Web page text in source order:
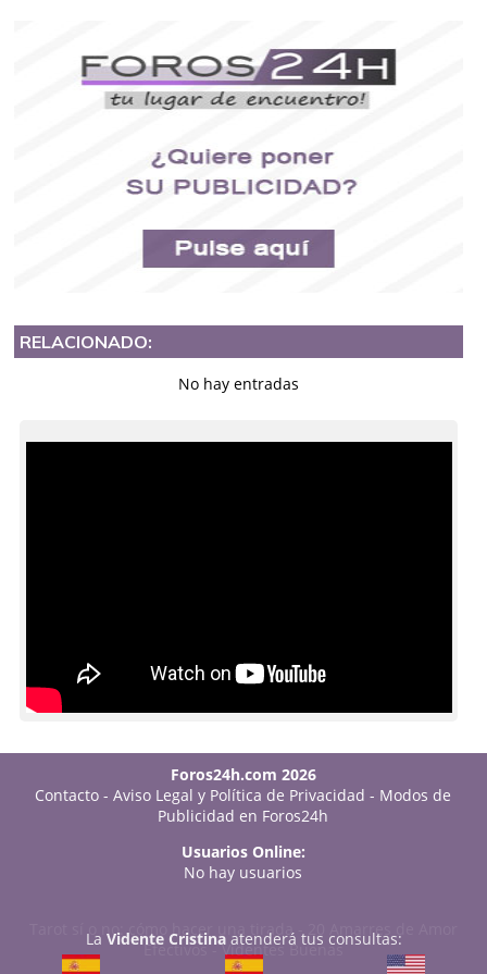
RELACIONADO:
No hay entradas
Foros24h.com 2026
Contacto -Aviso Legal y Política de Privacidad - Modos de
Publicidad en Foros24h
Usuarios Online:
No hay usuarios
Tarot sí o no: cómo hacer una tirada-
20 Amarres de Amor
Efectivos-Videntes Buenas
La Vidente Cristinaatenderá tus consultas: